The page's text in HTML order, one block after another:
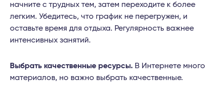
начните с трудных тем, затем переходите к более
легким. Убедитесь, что график не перегружен, и
оставьте время для отдыха. Регулярность важнее
интенсивных занятий.
Выбрать качественные ресурсы. В Интернете много
материалов, но важно выбрать качественные.